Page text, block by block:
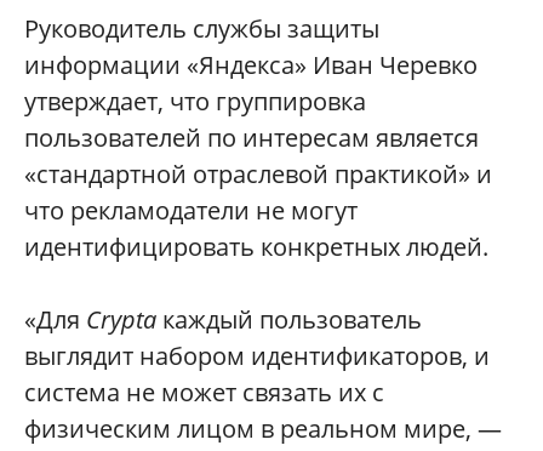
Руководитель службы защиты
информации «Яндекса» Иван Черевко
утверждает, что группировка
пользователей по интересам является
«стандартной отраслевой практикой» и
что рекламодатели не могут
идентифицировать конкретных людей.
«Для Crypta каждый пользователь
выглядит набором идентификаторов, и
система не может связать их с
физическим лицом в реальном мире, —